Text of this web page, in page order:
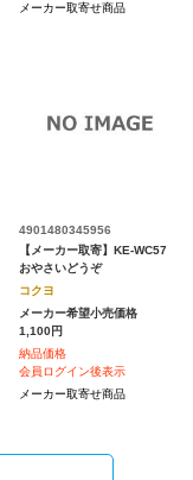
メーカー取寄せ商品
4901480345956
【メーカー取寄】KE-WC57
おやさいどうぞ
コクヨ
メーカー希望小売価格
1,100円
納品価格
会員ログイン後表示
メーカー取寄せ商品